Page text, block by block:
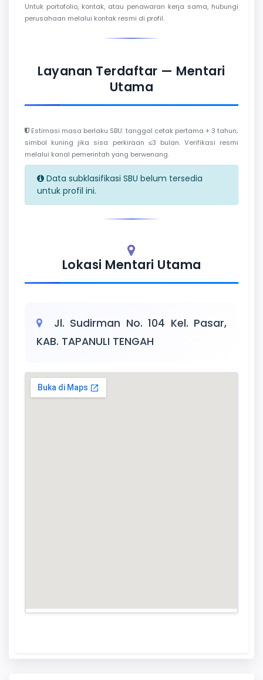
Untuk portofolio, kontak, atau penawaran kerja sama, hubungi
perusahaan melalui kontak resmi di profil.
Layanan Terdaftar — Mentari
Utama
Estimasi masa berlaku SBU: tanggal cetak pertama + 3 tahun;
simbol kuning jika sisa perkiraan ≤3 bulan. Verifikasi resmi
melalui kanal pemerintah yang berwenang.
Data subklasifikasi SBU belum tersedia
untuk profil ini.
Lokasi Mentari Utama
Jl. Sudirman No. 104 Kel. Pasar,
KAB. TAPANULI TENGAH